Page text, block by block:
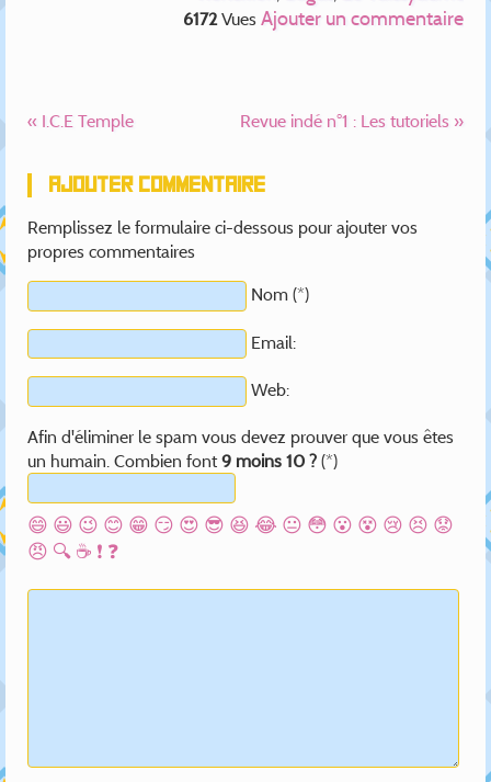
6172 Vues Ajouter un commentaire
Revue indé n°1 : Les tutoriels »
« I.C.E Temple
Ajouter commentaire
Remplissez le formulaire ci-dessous pour ajouter vos
propres commentaires
Nom (*)
Email:
Web:
Afin d'éliminer le spam vous devez prouver que vous êtes
un humain. Combien font9 moins 10 ? (*)
😄 😃 😉 😊 😁 😏 😍 😎 😆 😂 😐 😳 😮 😵 😢 😣 😟
😠 🔍 ☕ ❗ ❓